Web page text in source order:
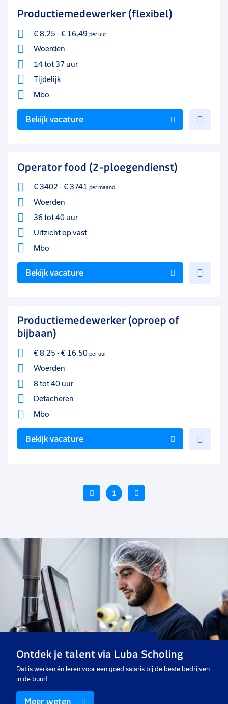
Productiemedewerker (flexibel)
€ 8,25 - € 16,49 per uur
Woerden
14 tot 37 uur
Tijdelijk
Mbo
Bekijk vacature
Operator food (2-ploegendienst)
€ 3402 - € 3741 per maand
Woerden
36 tot 40 uur
Uitzicht op vast
Mbo
Bekijk vacature
Productiemedewerker (oproep of
bijbaan)
€ 8,25 - € 16,50 per uur
Woerden
8 tot 40 uur
Detacheren
Mbo
Bekijk vacature
Vorige
1
Voeg
favorieten
Voeg
toe
aan
favorieten
Productie medewerker
38 uur
€ 14,99- € 18,20 p.u.
Operator productie
32 tot 40 uur
Uitzicht op vast
€ 14,99 p.u.
Ontdek je talent via Luba Scholing
Dat is werken én leren voor een goed salaris bij de beste bedrijven
in de buurt.